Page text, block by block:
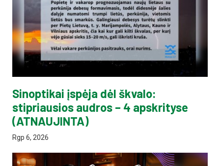
Sinoptikai įspėja dėl škvalo:
stipriausios audros – 4 apskrityse
(ATNAUJINTA)
Rgp 6, 2026